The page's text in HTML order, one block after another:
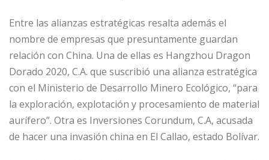
Entre las alianzas estratégicas resalta además el
nombre de empresas que presuntamente guardan
relación con China. Una de ellas es Hangzhou Dragon
Dorado 2020, C.A. que suscribió una alianza estratégica
con el Ministerio de Desarrollo Minero Ecológico, “para
la exploración, explotación y procesamiento de material
aurífero”. Otra es Inversiones Corundum, C.A, acusada
de hacer una invasión china en El Callao, estado Bolívar.